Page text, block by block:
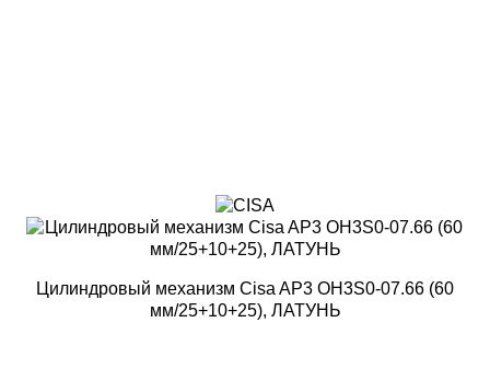
Цилиндровый механизм Cisa AP3 OH3S0-07.66 (60
мм/25+10+25), ЛАТУНЬ